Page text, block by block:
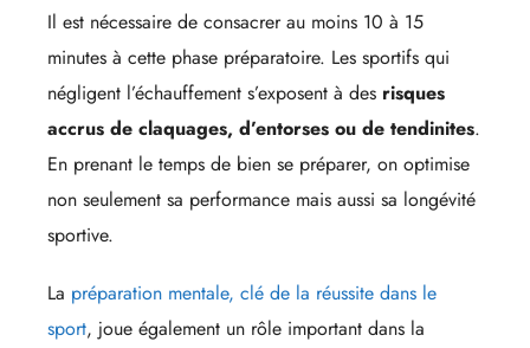
Il est nécessaire de consacrer au moins 10 à 15
minutes à cette phase préparatoire. Les sportifs qui
négligent l’échauffement s’exposent à des risques
accrus de claquages, d’entorses ou de tendinites.
En prenant le temps de bien se préparer, on optimise
non seulement sa performance mais aussi sa longévité
sportive.
La préparation mentale, clé de la réussite dans le
sport, joue également un rôle important dans la